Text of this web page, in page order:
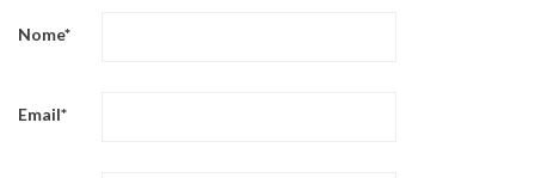
Nome*
Email*